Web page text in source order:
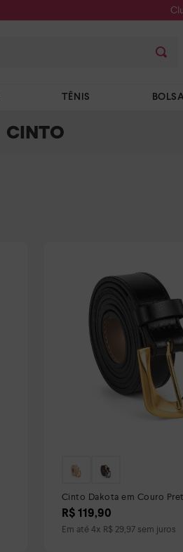
TÊNIS
CINTO
Cinto Dakota em Couro
R$ 119,90
Em até4x R$ 29,97sem juros